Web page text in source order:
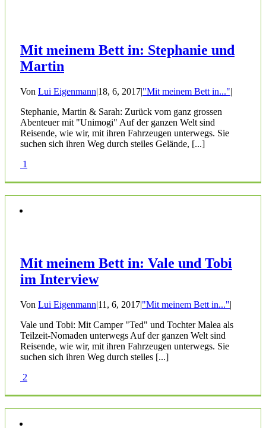
Mit meinem Bett in: Stephanie und
Martin
Von Lui Eigenmann|18, 6, 2017|"Mit meinem Bett in..."|
Stephanie, Martin & Sarah: Zurück vom ganz grossen
Abenteuer mit "Unimogi" Auf der ganzen Welt sind
Reisende, wie wir, mit ihren Fahrzeugen unterwegs. Sie
suchen sich ihren Weg durch steiles Gelände, [...]
1
Mit meinem Bett in: Vale und Tobi
im Interview
Von Lui Eigenmann|11, 6, 2017|"Mit meinem Bett in..."|
Vale und Tobi: Mit Camper "Ted" und Tochter Malea als
Teilzeit-Nomaden unterwegs Auf der ganzen Welt sind
Reisende, wie wir, mit ihren Fahrzeugen unterwegs. Sie
suchen sich ihren Weg durch steiles [...]
2